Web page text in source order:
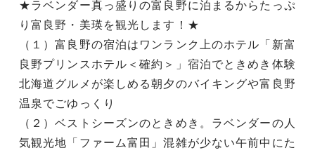
★ラベンダー真っ盛りの富良野に泊まるからたっぷ
り富良野・美瑛を観光します！★
（１）富良野の宿泊はワンランク上のホテル「新富
良野プリンスホテル＜確約＞」宿泊でときめき体験
北海道グルメが楽しめる朝夕のバイキングや富良野
温泉でごゆっくり
（２）ベストシーズンのときめき。ラベンダーの人
気観光地「ファーム富田」混雑が少ない午前中にた